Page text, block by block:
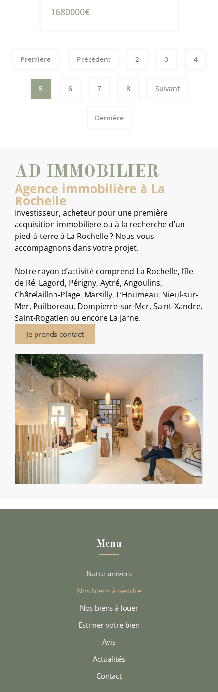
1680000€
Première Précédent 2 3 4
5 6 7 8 Suivant
Dernière
AD IMMOBILIER
Agence immobilière à La
Rochelle
Investisseur, acheteur pour une première
acquisition immobilière ou à la recherche d’un
pied-à-terre à La Rochelle ? Nous vous
accompagnons dans votre projet.
Notre rayon d’activité comprend La Rochelle, l’île
de Ré, Lagord, Périgny, Aytré, Angoulins,
Châtelaillon-Plage, Marsilly, L’Houmeau, Nieul-sur-
Mer, Puilboreau, Dompierre-sur-Mer, Saint-Xandre,
Saint-Rogatien ou encore La Jarne.
Je prends contact
Menu
Notre univers
Nos biens à vendre
Nos biens à louer
Estimer votre bien
Avis
Actualités
Contact